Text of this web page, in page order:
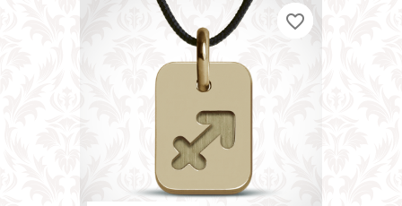
favorite_border
favorite_border
favorite_border